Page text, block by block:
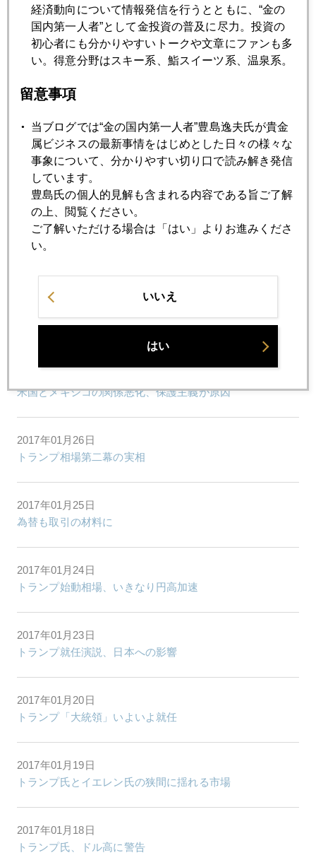
2017年
1月 2月 3月 4月 5月 6月
7月 8月 9月 10月 11月 12月
2017年01月31日
バーンナンキ氏が見るトランポノミクス
米国とメキシコの関係悪化、保護主義が原因
2017年01月26日
トランプ相場第二幕の実相
2017年01月25日
為替も取引の材料に
2017年01月24日
トランプ始動相場、いきなり円高加速
2017年01月23日
トランプ就任演説、日本への影響
2017年01月20日
トランプ「大統領」いよいよ就任
2017年01月19日
トランプ氏とイエレン氏の狭間に揺れる市場
2017年01月18日
トランプ氏、ドル高に警告
経済動向について情報発信を行うとともに、“金の
国内第一人者”として金投資の普及に尽力。投資の
初心者にも分かりやすいトークや文章にファンも多
い。得意分野はスキー系、鮨スイーツ系、温泉系。
留意事項
当ブログでは“金の国内第一人者”豊島逸夫氏が貴金
属ビジネスの最新事情をはじめとした日々の様々な
事象について、分かりやすい切り口で読み解き発信
しています。
豊島氏の個人的見解も含まれる内容である旨ご了解
の上、閲覧ください。
ご了解いただける場合は「はい」よりお進みくださ
い。
いいえ
はい